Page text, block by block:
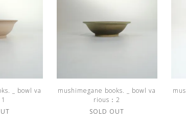
_ bowl va
mushimegane books. _ bowl va
rious：2
SOLD OUT